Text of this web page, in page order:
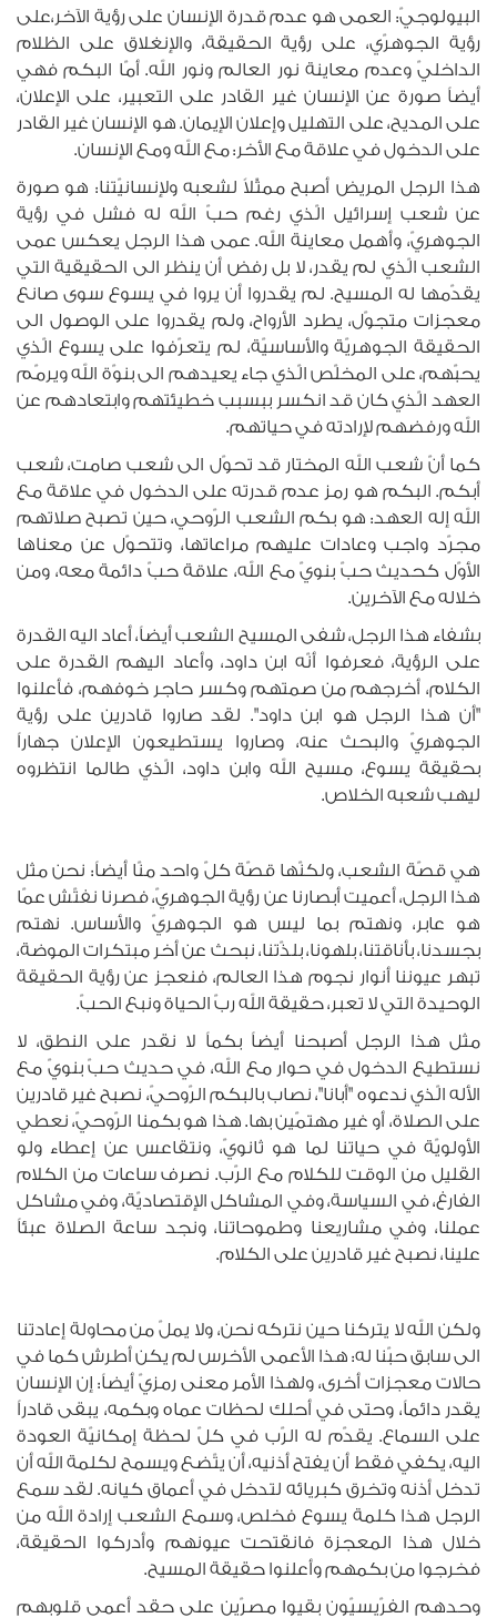
البيولوجيّ: العمى هو عدم قدرة الإنسان على رؤية الآخر،على
رؤية الجوهرّي، على رؤية الحقيقة، والإنغلاق على الظلام
الداخليّ وعدم معاينة نور العالم ونور الله. أمّا البكم فهي
أيضاً صورة عن الإنسان غير القادر على التعبير، على الإعلان،
على المديح، على التهليل وإعلان الإيمان. هو الإنسان غير القادر
على الدخول في علاقة مع الأخر: مع الله ومع الإنسان.
هذا الرجل المريض أصبح ممثّلاً لشعبه ولإنسانيّتنا: هو صورة
عن شعب إسرائيل الّذي رغم حبّ الله له فشل في رؤية
الجوهريّ، وأهمل معاينة الله. عمى هذا الرجل يعكس عمى
الشعب الّذي لم يقدر، لا بل رفض أن ينظر الى الحقيقية التي
يقدّمها له المسيح. لم يقدروا أن يروا في يسوع سوى صانع
معجزات متجوّل، يطرد الأرواح، ولم يقدروا على الوصول الى
الحقيقة الجوهريّة والأساسيّة، لم يتعرّفوا على يسوع الّذي
يحبّهم، على المخلّص الّذي جاء يعيدهم الى بنوّة الله ويرمّم
العهد الّذي كان قد انكسر ببسبب خطيئتهم وابتعادهم عن
الله ورفضهم لإرادته في حياتهم.
كما أنّ شعب الله المختار قد تحوّل الى شعب صامت، شعب
أبكم. البكم هو رمز عدم قدرته على الدخول في علاقة مع
الله إله العهد: هو بكم الشعب الرّوحي، حين تصبح صلاتهم
مجرّد واجب وعادات عليهم مراعاتها، وتتحوّل عن معناها
الأوّل كحديث حبّ بنويّ مع الله، علاقة حبّ دائمة معه، ومن
خلاله مع الآخرين.
بشفاء هذا الرجل، شفى المسيح الشعب أيضاً، أعاد اليه القدرة
على الرؤية، فعرفوا أنّه ابن داود، وأعاد اليهم القدرة على
الكلام، أخرجهم من صمتهم وكسر حاجر خوفهم، فأعلنوا
"أن هذا الرجل هو ابن داود". لقد صاروا قادرين على رؤية
الجوهريّ والبحث عنه، وصاروا يستطيعون الإعلان جهاراً
بحقيقة يسوع، مسيح الله وابن داود، الّذي طالما انتظروه
ليهب شعبه الخلاص.
هي قصّة الشعب، ولكنّها قصّة كلّ واحد منّا أيضاً: نحن مثل
هذا الرجل، أعميت أبصارنا عن رؤية الجوهريّ، فصرنا نفتّش عمّا
هو عابر، ونهتم بما ليس هو الجوهريّ والأساس. نهتم
بجسدنا، بأناقتنا، بلهونا، بلذّتنا، نبحث عن أخر مبتكرات الموضة،
تبهر عيوننا أنوار نجوم هذا العالم، فنعجز عن رؤية الحقيقة
الوحيدة التي لا تعبر، حقيقة الله ربّ الحياة ونبع الحبّ.
مثل هذا الرجل أصبحنا أيضاً بكماً لا نقدر على النطق، لا
نستطيع الدخول في حوار مع الله، في حديث حبّ بنويّ مع
الأله الّذي ندعوه "أبانا"، نصاب بالبكم الرّوحيّ، نصبح غير قادرين
على الصلاة، أو غير مهتمّين بها. هذا هو بكمنا الرّوحيّ، نعطي
الأولويّة في حياتنا لما هو ثانويّ، ونتقاعس عن إعطاء ولو
القليل من الوقت للكلام مع الرّب. نصرف ساعات من الكلام
الفارغ، في السياسة، وفي المشاكل الإقتصاديّة، وفي مشاكل
عملنا، وفي مشاريعنا وطموحاتنا، ونجد ساعة الصلاة عبئاً
علينا، نصبح غير قادرين على الكلام.
ولكن الله لا يتركنا حين نتركه نحن، ولا يملّ من محاولة إعادتنا
الى سابق حبّنا له: هذا الأعمى الأخرس لم يكن أطرش كما في
حالات معجزات أخرى، ولهذا الأمر معنى رمزيّ أيضاً: إن الإنسان
يقدر دائماً، وحتى في أحلك لحظات عماه وبكمه، يبقى قادراً
على السماع. يقدّم له الرّب في كلّ لحظة إمكانيّة العودة
اليه، يكفي فقط أن يفتح أذنيه، أن يتّضع ويسمح لكلمة الله أن
تدخل أذنه وتخرق كبريائه لتدخل في أعماق كيانه. لقد سمع
الرجل هذا كلمة يسوع فخلص، وسمع الشعب إرادة الله من
خلال هذا المعجزة فانقتحت عيونهم وأدركوا الحقيقة،
فخرجوا من بكمهم وأعلنوا حقيقة المسيح.
وحدهم الفرّيسيّون بقيوا مصرّين على حقد أعمى قلوبهم